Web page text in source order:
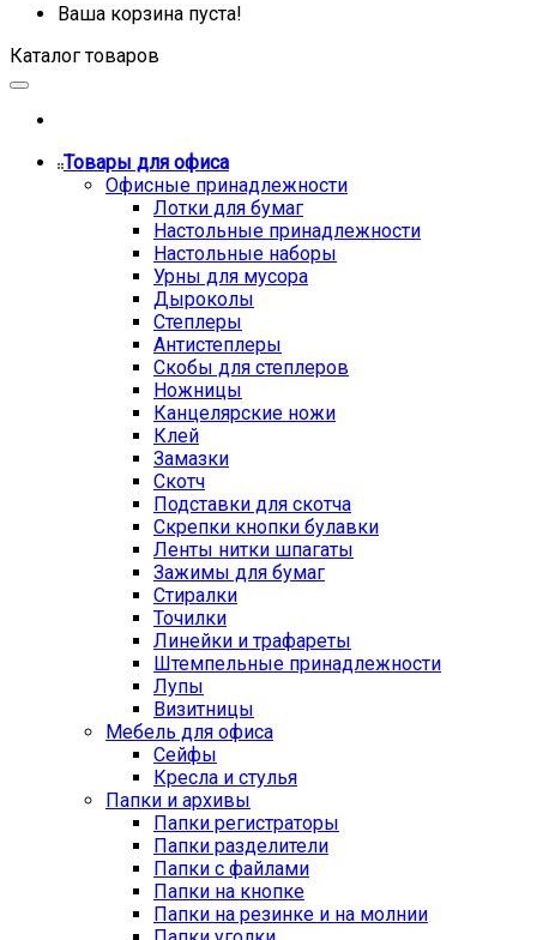
Ваша корзина пуста!
Каталог товаров
Товары для офиса
Офисные принадлежности
Лотки для бумаг
Настольные принадлежности
Настольные наборы
Урны для мусора
Дыроколы
Степлеры
Антистеплеры
Скобы для степлеров
Ножницы
Канцелярские ножи
Клей
Замазки
Скотч
Подставки для скотча
Скрепки кнопки булавки
Ленты нитки шпагаты
Зажимы для бумаг
Стиралки
Точилки
Линейки и трафареты
Штемпельные принадлежности
Лупы
Визитницы
Мебель для офиса
Сейфы
Кресла и стулья
Папки и архивы
Папки регистраторы
Папки разделители
Папки с файлами
Папки на кнопке
Папки на резинке и на молнии